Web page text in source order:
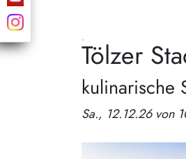
Tölzer
kulinarische
Sa., 12.12.26 von